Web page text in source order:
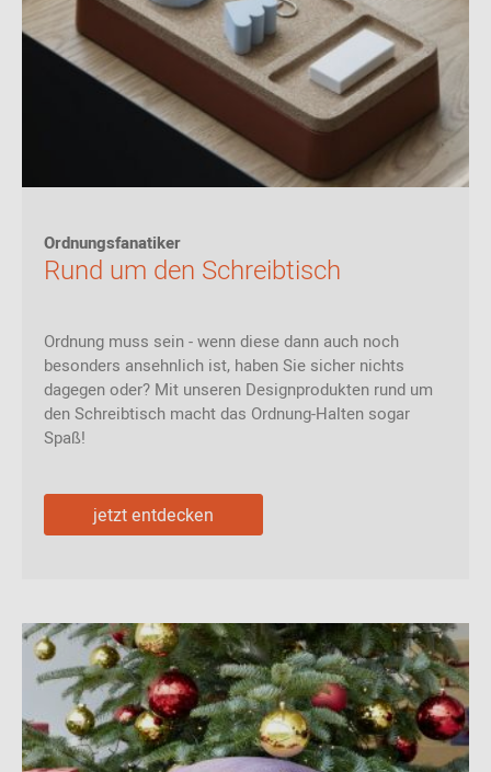
Ordnungsfanatiker
Rund um den Schreibtisch
Ordnung muss sein - wenn diese dann auch noch
besonders ansehnlich ist, haben Sie sicher nichts
dagegen oder? Mit unseren Designprodukten rund um
den Schreibtisch macht das Ordnung-Halten sogar
Spaß!
jetzt entdecken